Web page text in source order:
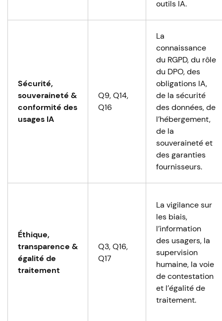
outils IA.
Sécurité,
souveraineté &
conformité des
usages IA
Q9, Q14,
Q16
La
connaissance
du RGPD, du rôle
du DPO, des
obligations IA,
de la sécurité
des données, de
l’hébergement,
de la
souveraineté et
des garanties
fournisseurs.
Éthique,
transparence &
égalité de
traitement
Q3, Q16,
Q17
La vigilance sur
les biais,
l’information
des usagers, la
supervision
humaine, la voie
de contestation
et l’égalité de
traitement.